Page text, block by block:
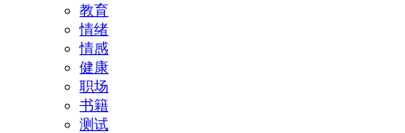
教育
情绪
情感
健康
职场
书籍
测试